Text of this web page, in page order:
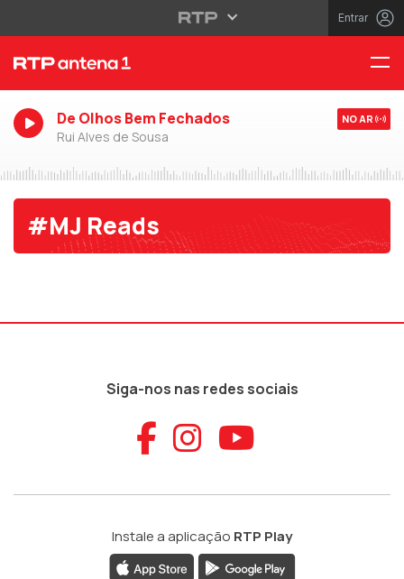
Entrar
De Olhos Bem Fechados
Rui Alves de Sousa
NO AR
#MJ Reads
Siga-nos nas redes sociais
Aceder ao
Aceder ao
Aceder
Instale a aplicação RTP Play